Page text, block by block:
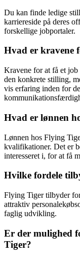
Du kan finde ledige
karriereside på deres
forskellige jobportaler.
Hvad er kravene
Kravene for at få et
den konkrete stilling,
vis erfaring inden for
Hvad er lønnen
Lønnen hos Flying
kvalifikationer. Det er
interesseret i, for at få
Hvilke fordele
Flying Tiger tilbyder
attraktiv
faglig udvikling.
Er der mulighed
Tiger?